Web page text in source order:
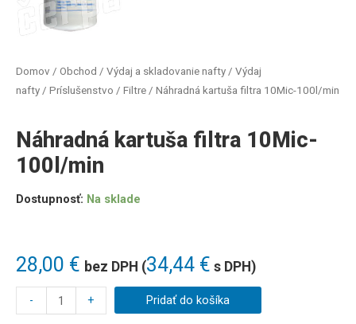
Domov / Obchod / Výdaj a skladovanie nafty / Výdaj
nafty / Príslušenstvo / Filtre / Náhradná kartuša filtra 10Mic-100l/min
Náhradná kartuša filtra 10Mic-
100l/min
28,00 € bez DPH (34,44 € s DPH)
Dostupnosť: Na sklade
- + Pridať do košíka